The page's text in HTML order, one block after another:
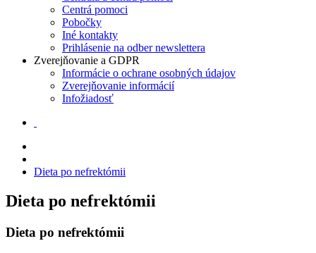
Centrá pomoci
Pobočky
Iné kontakty
Prihlásenie na odber newslettera
Zverejňovanie a GDPR
Informácie o ochrane osobných údajov
Zverejňovanie informácií
Infožiadosť
Dieta po nefrektómii
Dieta po nefrektómii
Dieta po nefrektómii